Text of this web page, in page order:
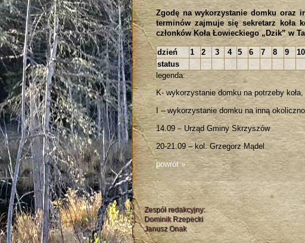
Zgodę na wykorzystanie domku oraz
terminów zajmuje się sekretarz koła
członków Koła Łowieckiego „Dzik” w
dzień 1 2 3 4 5 6 7 8 9 10
status
legenda:
K- wykorzystanie domku na potrzeby koła,
I – wykorzystanie domku na inną
14.09 – Urząd Gminy Skrzyszów
20-21.09 – kol. Grzegorz Mądel
powrót »
Zespół redakcyjny:
Dominik Rzepecki
Janusz Onak